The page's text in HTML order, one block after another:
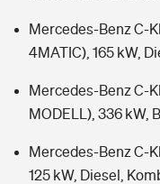
Mercedes-Benz C-
4MATIC), 165 kW,
Mercedes-Benz C-
MODELL), 336 kW,
Mercedes-Benz C-
125 kW, Diesel,